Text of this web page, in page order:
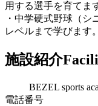
用する選手を育てま
・中学硬式野球（シ
レベルまで学びます
施設紹介
BEZEL sports
電話番号